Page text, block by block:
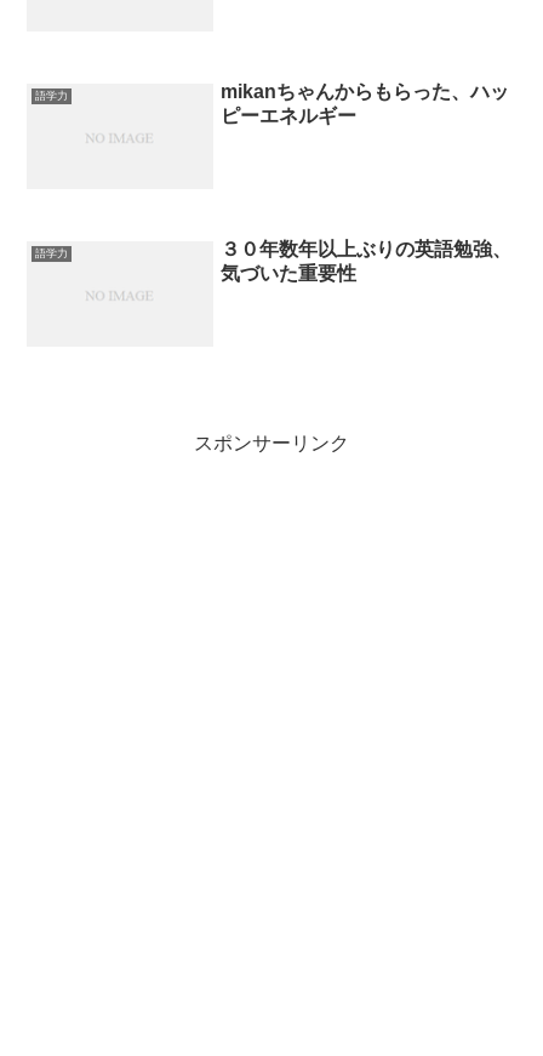
語学力
mikanちゃんからもらった、ハッ
ピーエネルギー
語学力
３０年数年以上ぶりの英語勉強、
気づいた重要性
スポンサーリンク